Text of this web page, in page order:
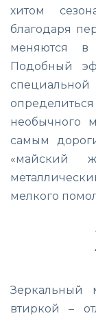
хитом
благодаря
меняются в
Подобный
необычного
самым
«майский
мелкого
Зеркальный
втиркой –